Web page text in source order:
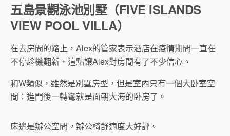
五島景觀泳池別墅（FIVE ISLANDS
VIEW POOL VILLA）
在去房間的路上，Alex的管家表示酒店在疫情期間一直在
不停趁機翻新，這點讓Alex對房間有了不少信心。
和W類似，雖然是別墅房型，但是室內只有一個大卧室空
間：進門後一轉彎就是面朝大海的卧房了。
床邊是辦公空間。辦公椅舒適度大好評。